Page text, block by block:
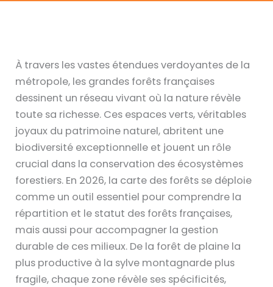
À travers les vastes étendues verdoyantes de la
métropole, les grandes forêts françaises
dessinent un réseau vivant où la nature révèle
toute sa richesse. Ces espaces verts, véritables
joyaux du patrimoine naturel, abritent une
biodiversité exceptionnelle et jouent un rôle
crucial dans la conservation des écosystèmes
forestiers. En 2026, la carte des forêts se déploie
comme un outil essentiel pour comprendre la
répartition et le statut des forêts françaises,
mais aussi pour accompagner la gestion
durable de ces milieux. De la forêt de plaine la
plus productive à la sylve montagnarde plus
fragile, chaque zone révèle ses spécificités,